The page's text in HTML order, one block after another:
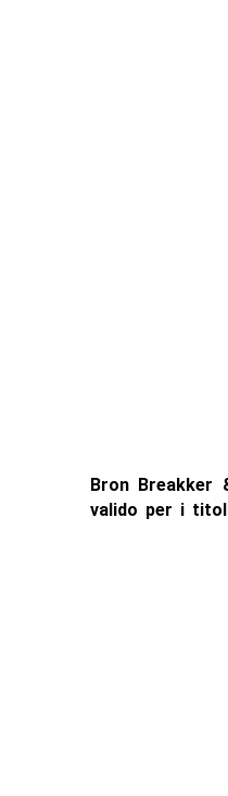
Bron Breakker
valido per i